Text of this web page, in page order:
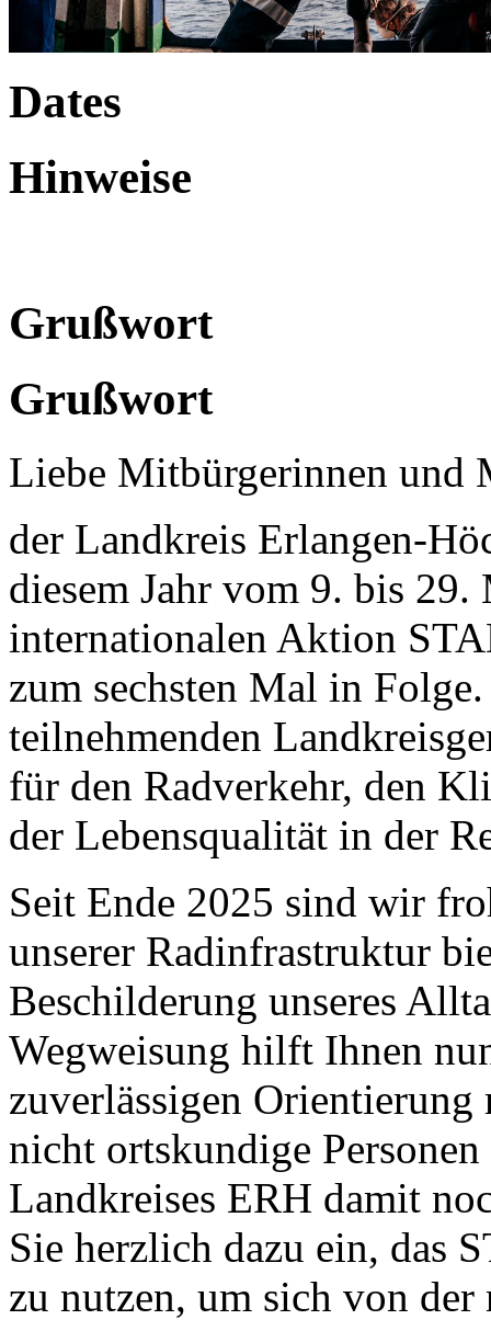
Dates
Hinweise
Grußwort
Grußwort
Liebe Mitbürgerinnen und
der Landkreis Erlangen-
diesem Jahr vom 9. bis
internationalen Aktion
zum sechsten Mal in
teilnehmenden
für den Radverkehr, den
der Lebensqualität in der
Seit Ende 2025 sind wir
unserer Radinfrastruktur
Beschilderung unseres
Wegweisung hilft Ihnen
zuverlässigen
nicht ortskundige
Landkreises ERH damit
Sie herzlich dazu ein, das
zu nutzen, um sich von der